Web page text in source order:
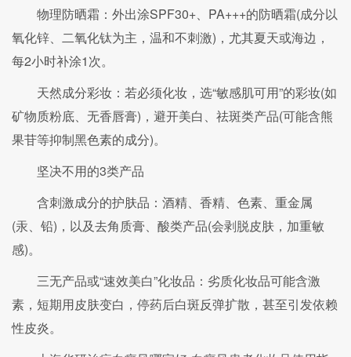
物理防晒霜：外出涂SPF30+、PA+++的防晒霜(成分以
氧化锌、二氧化钛为主，温和不刺激)，尤其夏天或海边，
每2小时补涂1次。
天然成分彩妆：若必须化妆，选“敏感肌可用”的彩妆(如
矿物质粉底、无香唇膏)，避开美白、祛斑类产品(可能含熊
果苷等抑制黑色素的成分)。
坚决不用的3类产品
含刺激成分的护肤品：酒精、香精、色素、重金属
(汞、铅)，以及去角质膏、酸类产品(会剥脱皮肤，加重敏
感)。
三无产品或“速效美白”化妆品：劣质化妆品可能含激
素，短期用皮肤变白，停药后白斑反弹扩散，甚至引发依赖
性皮炎。